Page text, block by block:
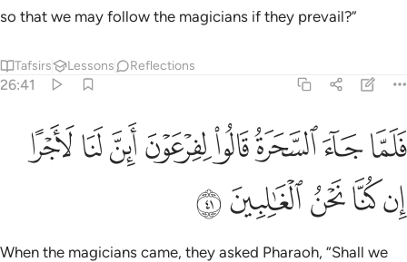
so that we may follow the magicians if they prevail?”
Tafsirs Lessons Reflections
26:41
فلما جاء السحرة قالوا لفرعون اين لنا لاجرا ان كنا نحن الغالبين ٤١
فَلَمَّا جَآءَ ٱلسَّحَرَةُ قَالُوا۟ لِفِرْعَوْنَ أَئِنَّ لَنَا لَأَجْرًا إِن كُنَّا
ﱉﱊﱋﱌﱍﱎﱏﱐ
ﱑﱒﱓﱔﱕ
When the magicians came, they asked Pharaoh, “Shall we